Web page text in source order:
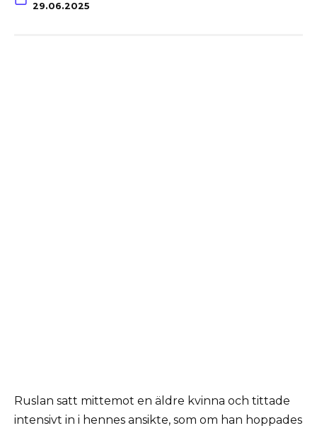
29.06.2025
Ruslan satt mittemot en äldre kvinna och tittade
intensivt in i hennes ansikte, som om han hoppades